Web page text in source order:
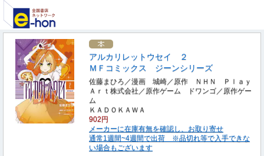
アルカリレットウセイ ２
ＭＦコミックス ジーンシリーズ
佐藤まひろ／漫画 城崎／原作 ＮＨＮ Ｐｌａｙ
Ａｒｔ株式会社／原作ゲーム ドワンゴ／原作ゲー
ム
ＫＡＤＯＫＡＷＡ
902円
メーカーに在庫有無を確認し、お取り寄せ
通常1週間~4週間で出荷 ※品切れ等で入手できな
い場合もございます